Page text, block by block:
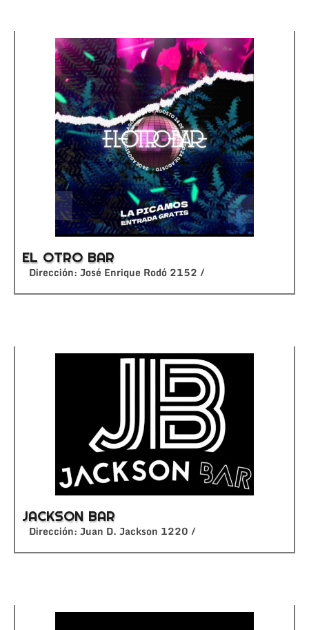
EL OTRO BAR
Dirección: José Enrique Rodó 2152 /
JACKSON BAR
Dirección: Juan D. Jackson 1220 /